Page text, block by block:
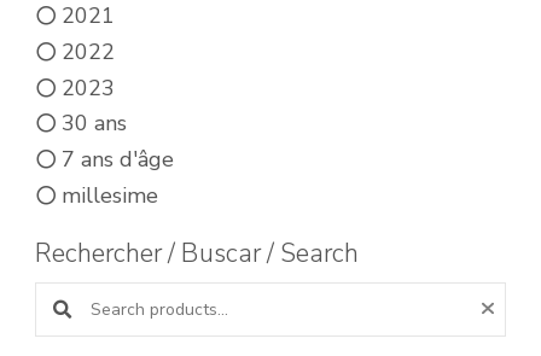
2021
2022
2023
30 ans
7 ans d'âge
millesime
Rechercher / Buscar / Search
Search products: